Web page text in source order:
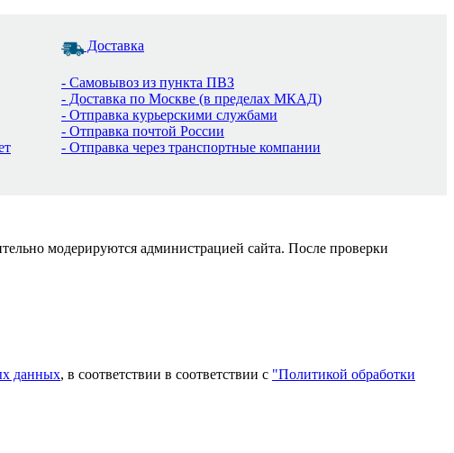
Доставка
- Самовывоз из пункта ПВЗ
- Доставка по Москве (в пределах МКАД)
- Отправка курьерскими службами
- Отправка почтой России
- Отправка через транспортные компании
модерируются администрацией сайта. После проверки
данных, в соответствии в соответствии с "Политикой обработки